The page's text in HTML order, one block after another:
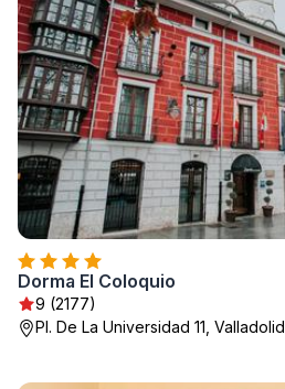
Dorma El Coloquio
9 (2177)
Pl. De La Universidad 11, Valladolid